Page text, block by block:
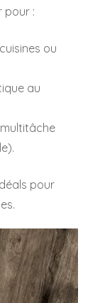
pour :
ou
au
pour